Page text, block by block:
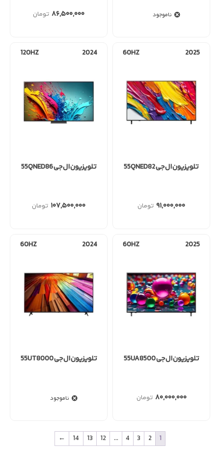
ناموجود ۸۶,۵۰۰,۰۰۰
تلویزیون ال جی 55QNED82
۹۱,۰۰۰,۰۰۰
2025
60HZ
تلویزیون ال جی 55QNED86
۱۰۷,۵۰۰,۰۰۰
2024
120HZ
تلویزیون ال جی 55UA8500
۸۰,۰۰۰,۰۰۰
2025
60HZ
تلویزیون ال جی 55UT8000
ناموجود
2024
60HZ
1
2
3
4
…
12
13
14
←